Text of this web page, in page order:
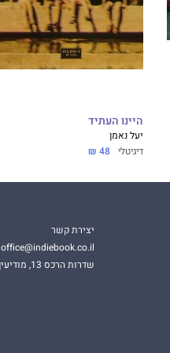
היינו העתיד
יעל נאמן
דיגיטלי 48 ₪
יצירת קשר
office@indiebook.co.il
שדרות הרכס 13, מודיעין